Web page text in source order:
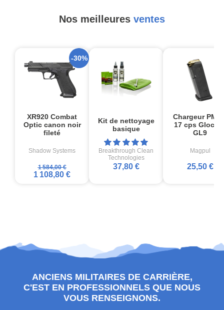
Nos meilleures ventes
XR920 Combat
Optic canon noir
fileté
Shadow Systems
1 584,00 €
1 108,80 €
-30%
Kit de nettoyage
basique
Breakthrough Clean
Technologies
37,80 €
Chargeur
17 cps
GL9
Magpul
25,50 €
ANCIENS MILITAIRES DE CARRIÈRE,
C'EST EN PROFESSIONNELS QUE NOUS
VOUS RENSEIGNONS.